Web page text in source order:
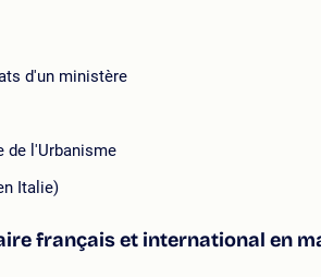
d'un ministère
de l'Urbanisme
Italie)
français et international en